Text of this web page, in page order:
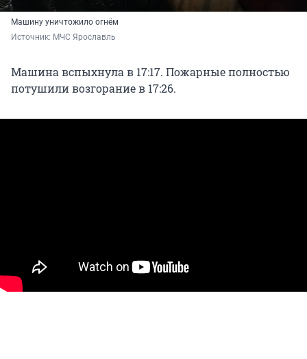
Машину уничтожило огнём
Источник: МЧС Ярославль
Машина вспыхнула в 17:17. Пожарные полностью
потушили возгорание в 17:26.